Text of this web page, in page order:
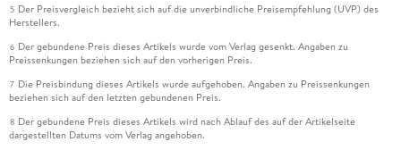
5 Der Preisvergleich bezieht sich auf die unverbindliche Preisempfehlung (UVP) des
Herstellers.
6 Der gebundene Preis dieses Artikels wurde vom Verlag gesenkt. Angaben zu
Preissenkungen beziehen sich auf den vorherigen Preis.
7 Die Preisbindung dieses Artikels wurde aufgehoben. Angaben zu Preissenkungen
beziehen sich auf den letzten gebundenen Preis.
8 Der gebundene Preis dieses Artikels wird nach Ablauf des auf der Artikelseite
dargestellten Datums vom Verlag angehoben.